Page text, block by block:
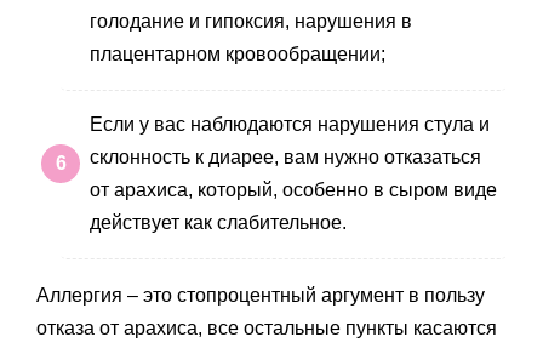
голодание и гипоксия, нарушения в
плацентарном кровообращении;
Если у вас наблюдаются нарушения стула и
склонность к диарее, вам нужно отказаться
от арахиса, который, особенно в сыром виде
действует как слабительное.
Аллергия – это стопроцентный аргумент в пользу
отказа от арахиса, все остальные пункты касаются